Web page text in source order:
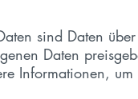
sind Daten
Daten
Informationen,